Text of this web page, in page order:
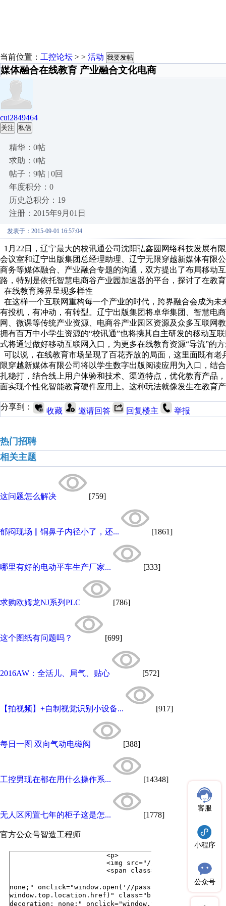
当前位置： 工控论坛 > > 活动 我要发帖
媒体融合在线教育 产业融合文化电商
cui2849464
关注 私信
精华：0帖
求助：0帖
帖子：9帖 | 0回
年度积分：0
历史总积分：19
注册：2015年9月01日
发表于：2015-09-01 16:57:04
1月22日，辽宁最大的校讯通公司沈阳弘鑫圆网络科技发展有
会议室和辽宁出版集团总经理助理、辽宁无限穿越新媒体有限
商务等媒体融合、产业融合专题的沟通，双方提出了布局移动
路，特别是依托智慧电商谷产业园加速器的平台，探讨了在教
在线教育跨界呈现多样性
在这样一个互联网重构每一个产业的时代，跨界融合会成为
有投机，有冲动，有转型。辽宁出版集团将卓华集团、智慧电
网、微课等传统产业资源、电商谷产业园区资源及众多互联网
拥有百万中小学生资源的“校讯通”也将携其自主研发的移动互
式将通过做好移动互联网入口，为更多在线教育资源“导流”的
可以说，在线教育市场呈现了百花齐放的局面，这里面既有
限穿越新媒体有限公司将以学生数字出版阅读应用为入口，结
扎稳打，结合线上用户体验和技术、渠道特点，优化教育产品
面实现个性化智能教育硬件应用上。这种玩法就像发生在教育
分享到： 收藏 邀请回答 回复楼主 举报
热门招聘
相关主题
这问题怎么解决 [759]
郁闷现场▏铜鼻子内径小了，还... [1861]
哪里有好的电动平车生产厂家... [333]
求购欧姆龙NJ系列PLC [786]
这个图纸有问题吗？ [699]
2016AW：全活儿、局气、贴心 [572]
【拍视频】+自制视觉识别小设备... [917]
每日一图 双向气动电磁阀 [388]
工控男现在都在用什么操作系... [14348]
无人区闲置七年的柜子这是怎... [1778]
官方公众号智造工程师
客服
小程序
公众号